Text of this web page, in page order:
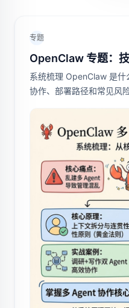
专题
OpenClaw 专题：
系统梳理 OpenClaw 是什
协作、部署路径和常见风险